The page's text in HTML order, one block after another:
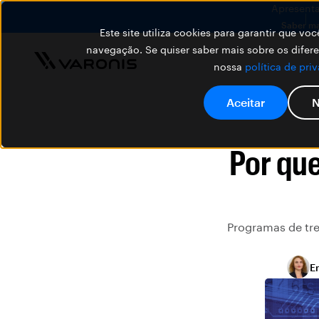
Este site utiliza cookies para garantir que
navegação. Se quiser saber mais sobre os
nossa política de
Aceitar
Saber
Por
Programas de